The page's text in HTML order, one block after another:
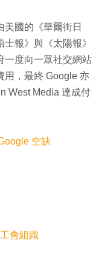
美國的《華爾街日
報》與《太陽報》
一度向一眾社交網站
用，最終 Google 亦
West Media 達成付
空缺
會組織